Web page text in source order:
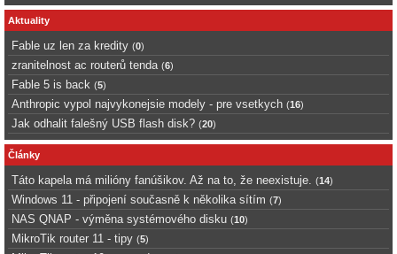
Aktuality
Fable uz len za kredity (0)
zranitelnost ac routerů tenda (6)
Fable 5 is back (5)
Anthropic vypol najvykonejsie modely - pre vsetkych (16)
Jak odhalit falešný USB flash disk? (20)
Články
Táto kapela má milióny fanúšikov. Až na to, že neexistuje. (14)
Windows 11 - připojení současně k několika sítím (7)
NAS QNAP - výměna systémového disku (10)
MikroTik router 11 - tipy (5)